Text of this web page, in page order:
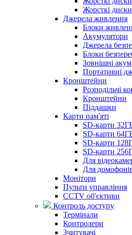
Жорсткі
Джерела живлення
Блоки
Акумулятори
Джерела
Блоки
Зовнішні
Портативні
Кронштейни
Розподільчі
Кронштейни
Піддашки
Карти пам'яті
SD-карти
SD-карти
SD-карти
SD-карти
Для
Для
Монітори
Пульти управління
CCTV об'єктиви
Контроль доступу
Термінали
Контролери
Зчитувачі